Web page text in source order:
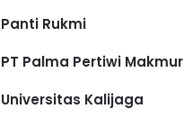
Panti Rukmi
PT Palma Pertiwi Makmur
Universitas Kalijaga